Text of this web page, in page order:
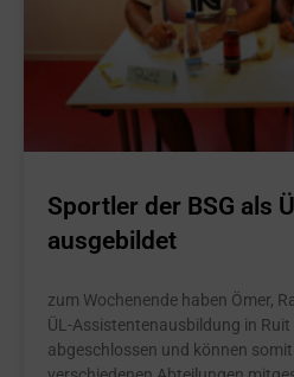
Sportler der BSG als
ausgebildet
zum Wochenende haben Ömer,
ÜL-Assistentenausbildung in
abgeschlossen und können